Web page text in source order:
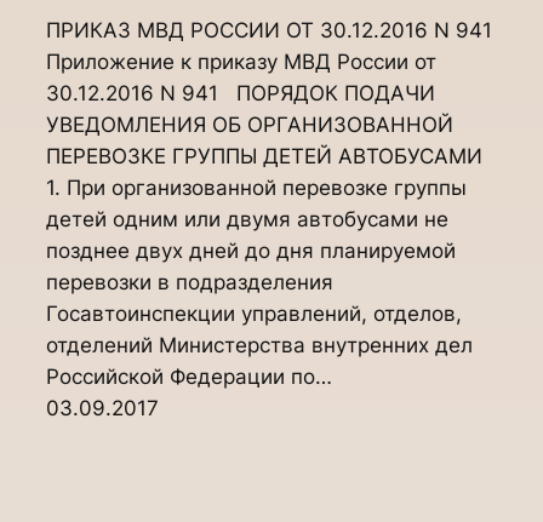
ПРИКАЗ МВД РОССИИ ОТ 30.12.2016 N 941
Приложение к приказу МВД России от
30.12.2016 N 941 ПОРЯДОК ПОДАЧИ
УВЕДОМЛЕНИЯ ОБ ОРГАНИЗОВАННОЙ
ПЕРЕВОЗКЕ ГРУППЫ ДЕТЕЙ АВТОБУСАМИ
1. При организованной перевозке группы
детей одним или двумя автобусами не
позднее двух дней до дня планируемой
перевозки в подразделения
Госавтоинспекции управлений, отделов,
отделений Министерства внутренних дел
Российской Федерации по…
03.09.2017